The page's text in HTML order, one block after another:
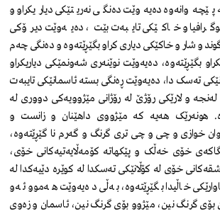
پێچەوانەوە دەیەوێت دەنگی نەریتێکی دیاریکراو و
و خاکێکی تایبەت بێت، دەیەوێت دیرۆکی
و شار و خاکێکی دیاری کراو بگێڕێتەوە و دەنگی چەم
بگێڕێتەوە، دەیەوێت نوێنەری شەونمێکی دیاریکراو
تەسک دا، دەیەوێت ڕەنگی بستە ئاسمانێکی تایبەت
و لارێکی رۆژێ لە رۆژانی مێژوویەکی دووری لە
هونەرێک هەیە کە مێژووی داهێنان و زانست و
خوازی و چی و چی تری گرنگ و گەرم نا گێڕێتەوە،
خۆی خەڵک و پێکهاتە کۆمەڵایەتیەکانی خۆی،
خۆی لە کۆڵانێکی تەسکدا لە کوێرە دێیەکدا لە
خاڵیدا بگێڕێتەوە، بەڵی دەیەوێت هەموو ئەو
بۆی گرنگ نین، مێژوو بۆی گرنگ نین، ئاسمان و زەوی